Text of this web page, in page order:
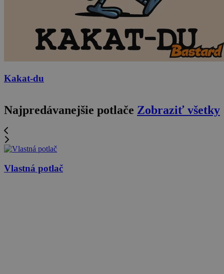
Kakat-du
Najpredávanejšie potlače Zobraziť všetky
Vlastná potlač